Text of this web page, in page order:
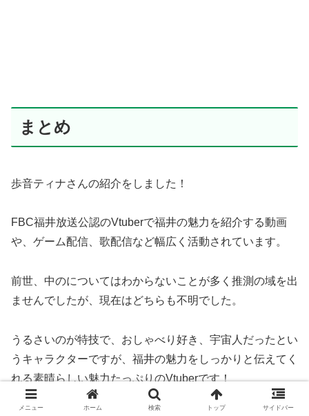
まとめ
歩音ティナさんの紹介をしました！
FBC福井放送公認のVtuberで福井の魅力を紹介する動画
や、ゲーム配信、歌配信など幅広く活動されています。
前世、中のについてはわからないことが多く推測の域を出
ませんでしたが、現在はどちらも不明でした。
うるさいのが特技で、おしゃべり好き、宇宙人だったとい
うキャラクターですが、福井の魅力をしっかりと伝えてく
れる素晴らしい魅力たっぷりのVtuberです！
メニュー ホーム 検索 トップ サイドバー